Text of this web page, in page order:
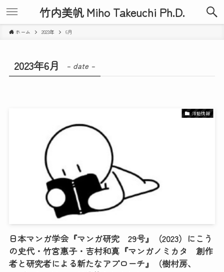
竹内美帆 Miho Takeuchi Ph.D.
ホーム 2023年 6月
2023年6月 – date –
活動情報
日本マンガ学会『マンガ研究 29号』（2023）にこう
の史代・竹宮惠子・吉村和真『マンガノミカタ 創作
者と研究者による新たなアプローチ』（樹村房、